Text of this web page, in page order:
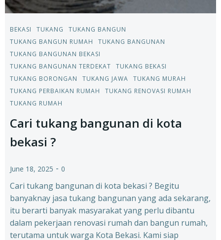
BEKASI TUKANG
TUKANG BANGUN
TUKANG BANGUN RUMAH
TUKANG BANGUNAN
TUKANG BANGUNAN BEKASI
TUKANG BANGUNAN TERDEKAT
TUKANG BEKASI
TUKANG BORONGAN
TUKANG JAWA
TUKANG MURAH
TUKANG PERBAIKAN RUMAH
TUKANG RENOVASI RUMAH
TUKANG RUMAH
Cari tukang bangunan di kota
bekasi ?
June 18, 2025 - 0
Cari tukang bangunan di kota bekasi ? Begitu
banyaknay jasa tukang bangunan yang ada sekarang,
itu berarti banyak masyarakat yang perlu dibantu
dalam pekerjaan renovasi rumah dan bangun rumah,
terutama untuk warga Kota Bekasi. Kami siap